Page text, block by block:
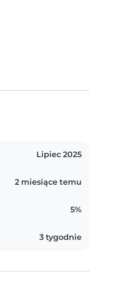
Lipiec 2025
2 miesiące temu
5%
3 tygodnie